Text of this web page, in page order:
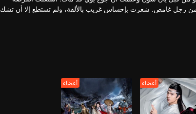
من رجل غامض. شعرت بإحساس غريب بالألفة، ولم تستطع إلا أن تشك
أشعل الحرب في أربع ممالك. في النهاية، هل يمكن لتشو تشيو أن
مع جوغ يوي مرة أخرى، لاستعادة وطن للشعب؟
أعضاء أعضاء